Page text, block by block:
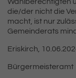
die/der nicht die
macht, ist nur
Gemeinderats
Eriskirch,
Bürgermeisteramt